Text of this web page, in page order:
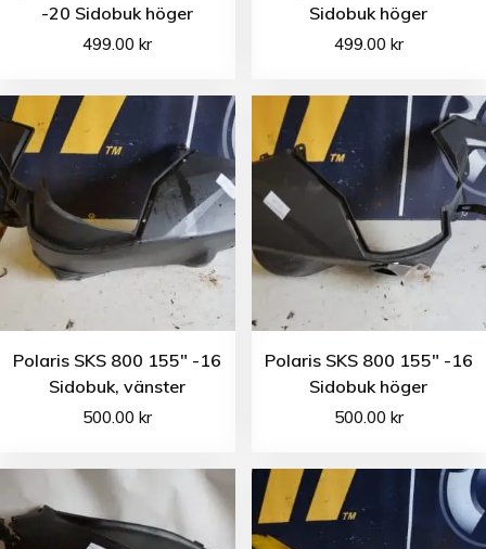
-20 Sidobuk höger
499.00kr
Sidobuk höger
499.00 kr
Polaris SKS 800 155″ -16
Sidobuk, vänster
500.00kr
Polaris SKS 800 155″ -16
Sidobuk höger
500.00 kr